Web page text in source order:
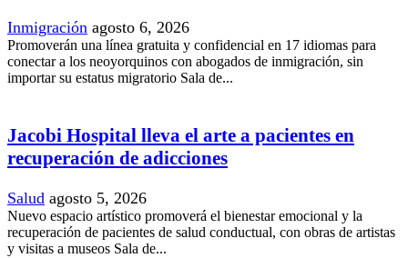
Inmigración agosto 6, 2026
Promoverán una línea gratuita y confidencial en 17 idiomas para
conectar a los neoyorquinos con abogados de inmigración, sin
importar su estatus migratorio Sala de...
Jacobi Hospital lleva el arte a pacientes en
recuperación de adicciones
Salud agosto 5, 2026
Nuevo espacio artístico promoverá el bienestar emocional y la
recuperación de pacientes de salud conductual, con obras de artistas
y visitas a museos Sala de...